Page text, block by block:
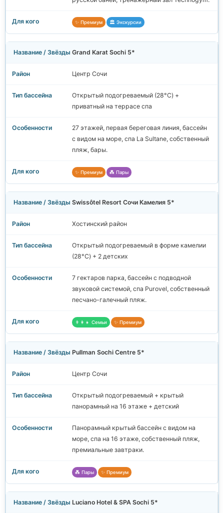
✨ Премиум 🏛️ Экскурсии
Grand Karat Sochi 5*
Центр Сочи
Открытый подогреваемый (28°C) +
приватный на террасе спа
27 этажей, первая береговая линия, бассейн
с видом на море, спа La Sultane, собственный
пляж, бары.
✨ Премиум 💑 Пары
Swissôtel Resort Сочи Камелия 5*
Хостинский район
Открытый подогреваемый в форме камелии
(28°C) + 2 детских
7 гектаров парка, бассейн с подводной
звуковой системой, спа Purovel, собственный
песчано-галечный пляж.
👨‍👩‍👧 Семьи ✨ Премиум
Pullman Sochi Centre 5*
Центр Сочи
Открытый подогреваемый + крытый
панорамный на 16 этаже + детский
Панорамный крытый бассейн с видом на
море, спа на 16 этаже, собственный пляж,
премиальные завтраки.
💑 Пары ✨ Премиум
Luciano Hotel & SPA Sochi 5*